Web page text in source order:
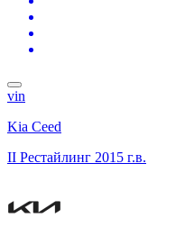
vin
Kia Ceed
II Рестайлинг 2015 г.в.